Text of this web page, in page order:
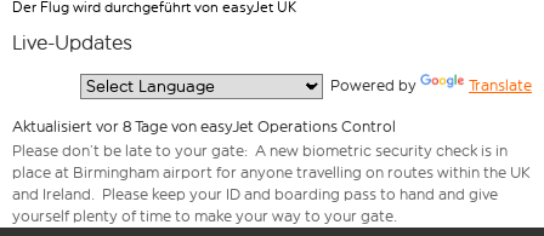
Der Flug wird durchgeführt von easyJet UK
Live-Updates
Powered by Translate
Aktualisiert vor 8 Tage von easyJet Operations Control
Please don’t be late to your gate: A new biometric security check is in
place at Birmingham airport for anyone travelling on routes within the UK
and Ireland. Please keep your ID and boarding pass to hand and give
yourself plenty of time to make your way to your gate.